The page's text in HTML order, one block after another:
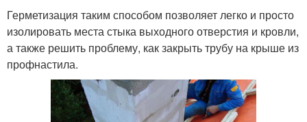
Герметизация таким способом позволяет легко и просто
изолировать места стыка выходного отверстия и кровли,
а также решить проблему, как закрыть трубу на крыше из
профнастила.